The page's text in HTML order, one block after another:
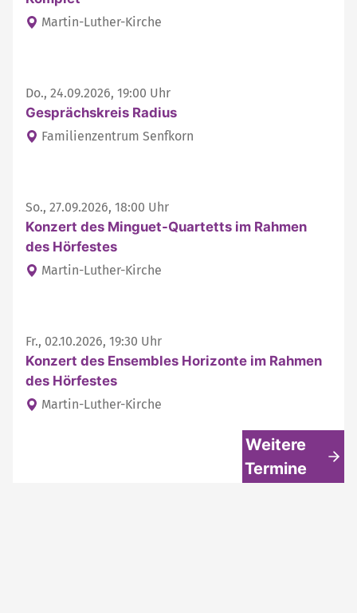
Martin-Luther-Kirche
Do., 24.09.2026, 19:00 Uhr
Gesprächskreis Radius
Familienzentrum Senfkorn
So., 27.09.2026, 18:00 Uhr
Konzert des Minguet-Quartetts im Rahmen
des Hörfestes
Martin-Luther-Kirche
Fr., 02.10.2026, 19:30 Uhr
Konzert des Ensembles Horizonte im Rahmen
des Hörfestes
Martin-Luther-Kirche
Weitere
Termine